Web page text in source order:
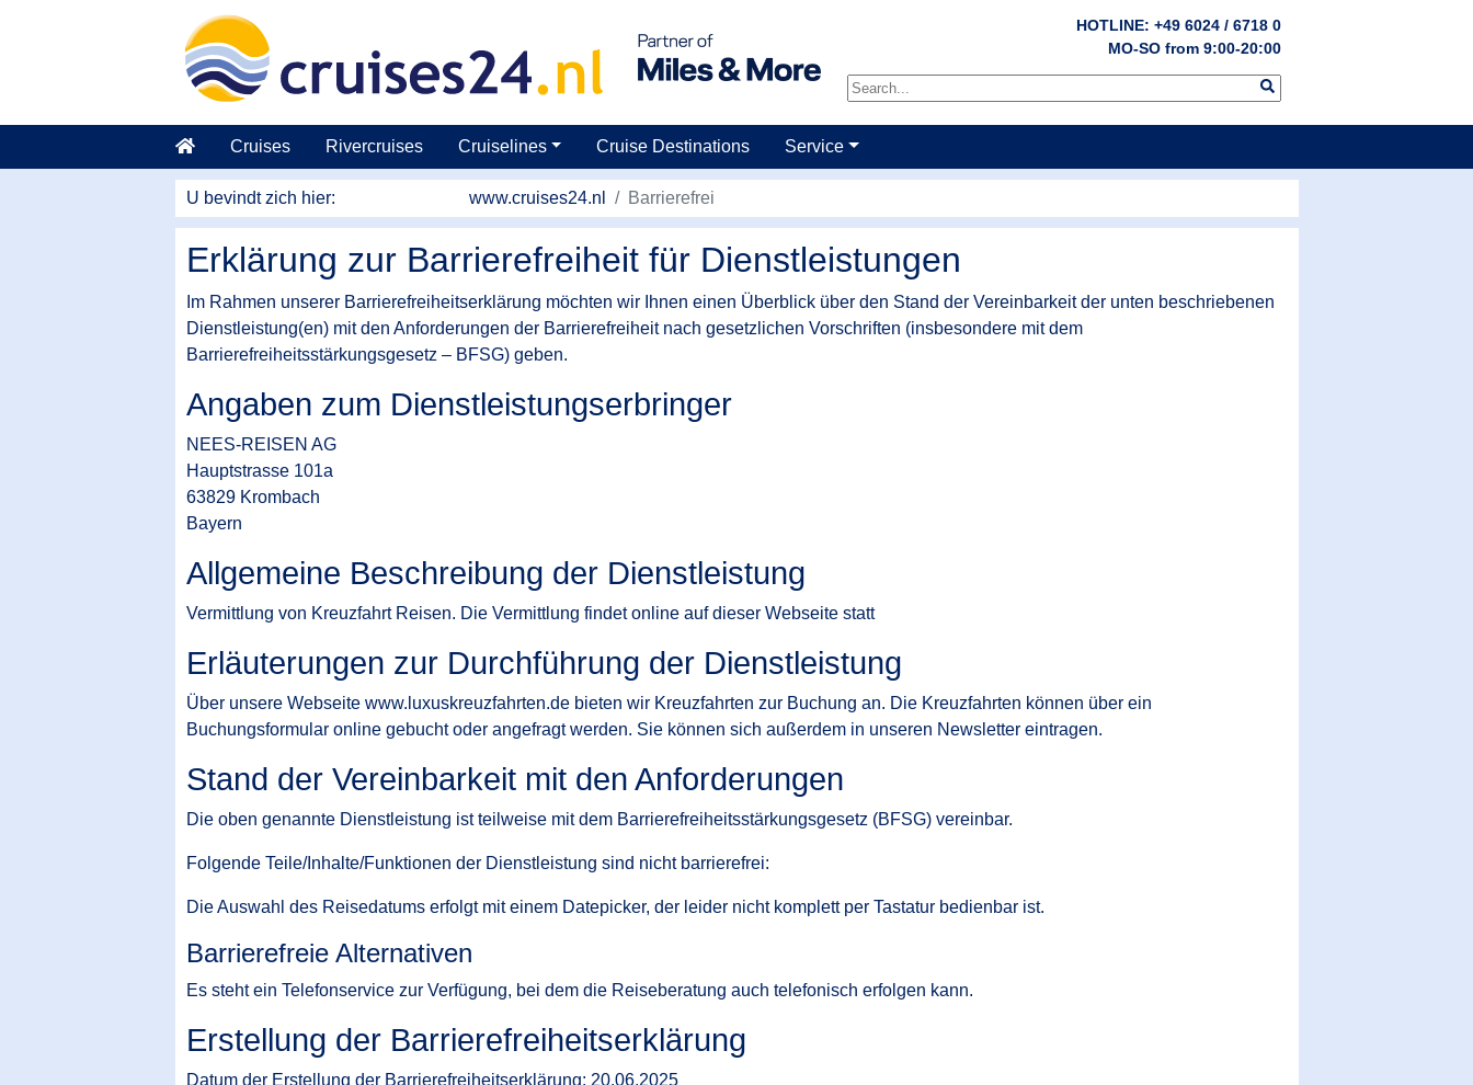
HOTLINE: +49 6024 / 6718 0
MO-SO from 9:00-20:00
Naar hoofdinhoud springen
Cruises Rivercruises Cruiselines Cruise Destinations Service
U bevindt zich hier: www.cruises24.nl Barrierefrei
Erklärung zur Barrierefreiheit für Dienstleistungen
Im Rahmen unserer Barrierefreiheitserklärung möchten wir Ihnen einen Überblick über den Stand der Vereinbarkeit der unten beschriebenen
Dienstleistung(en) mit den Anforderungen der Barrierefreiheit nach gesetzlichen Vorschriften (insbesondere mit dem
Barrierefreiheitsstärkungsgesetz – BFSG) geben.
Angaben zum Dienstleistungserbringer
NEES-REISEN AG
Hauptstrasse 101a
63829 Krombach
Bayern
Allgemeine Beschreibung der Dienstleistung
Vermittlung von Kreuzfahrt Reisen. Die Vermittlung findet online auf dieser Webseite statt
Erläuterungen zur Durchführung der Dienstleistung
Über unsere Webseite www.luxuskreuzfahrten.de bieten wir Kreuzfahrten zur Buchung an. Die Kreuzfahrten können über ein
Buchungsformular online gebucht oder angefragt werden. Sie können sich außerdem in unseren Newsletter eintragen.
Stand der Vereinbarkeit mit den Anforderungen
Die oben genannte Dienstleistung ist teilweise mit dem Barrierefreiheitsstärkungsgesetz (BFSG) vereinbar.
Folgende Teile/Inhalte/Funktionen der Dienstleistung sind nicht barrierefrei:
Die Auswahl des Reisedatums erfolgt mit einem Datepicker, der leider nicht komplett per Tastatur bedienbar ist.
Barrierefreie Alternativen
Es steht ein Telefonservice zur Verfügung, bei dem die Reiseberatung auch telefonisch erfolgen kann.
Erstellung der Barrierefreiheitserklärung
Datum der Erstellung der Barrierefreiheitserklärung: 20.06.2025